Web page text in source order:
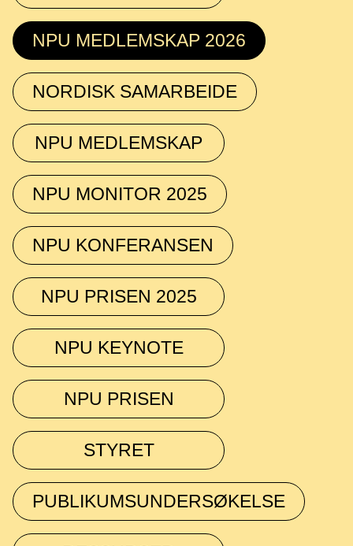
NPU MEDLEMSKAP 2026
NORDISK SAMARBEIDE
NPU MEDLEMSKAP
NPU MONITOR 2025
NPU KONFERANSEN
NPU PRISEN 2025
NPU KEYNOTE
NPU PRISEN
STYRET
PUBLIKUMSUNDERSØKELSE